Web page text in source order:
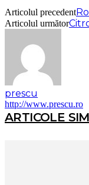
Articolul precedent
Articolul următor
prescu
http://www.prescu.ro
ARTICOLE